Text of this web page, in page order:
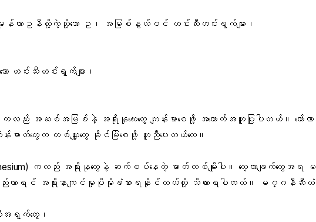
လာဥနီတို့ကဲ့သို့သော ဥ၊ အမြစ်နွယ်ဝင် ဟင်းသီးဟင်းရွက်များ၊
ဟင်းသီးဟင်းရွက်များ၊
ကလည်း အဆစ်အမြစ်နဲ့ အရိုးနုလေးတွေ ကျန်းမာစေဖို့ အထောက်အကူပြုပါတယ်။ ကော်လာ
ဓာတ်တွေက တစ်သျှူးတွေ ခိုင်မြဲစေဖို့ ကူညီပေးတယ်လေ။
ကလည်း အရိုးနုတွေနဲ့ ဆက်စပ်နေတဲ့ ဓာတ်တစ်မျိုးပါ။ လေ့လာချက်တွေအရ မ
ည်းလာရင် အရိုးနာကျင်မှုပိုမိုခံစားရနိုင်တယ်လို့ သိထားရပါတယ်။ မဂ္ဂနီဆီယံ
အရွက်တွေ၊